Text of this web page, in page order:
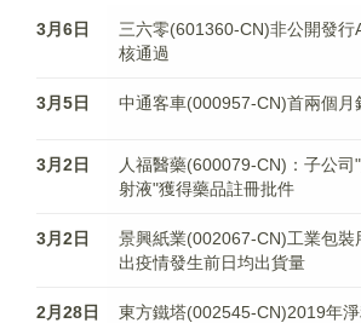
3月6日
三六零(601360-CN)非公開發行
核通過
3月5日 中通客車(000957-CN)首兩個月
3月2日
人福醫藥(600079-CN)：子公司
射液"獲得藥品註冊批件
3月2日
景興紙業(002067-CN)工業包裝
出疫情發生前日均出貨量
2月28日
東方鐵塔(002545-CN)2019年